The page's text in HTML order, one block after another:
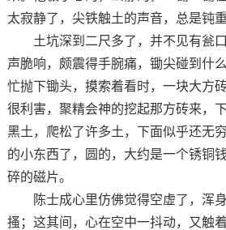
太寂静了，尖铁触土的声音，总是钝
土坑深到二尺多了，并不见有瓮口
声脆响，颇震得手腕痛，锄尖碰到什
忙抛下锄头，摸索着看时，一块大方
很利害，聚精会神的挖起那方砖来，
黑土，爬松了许多土，下面似乎还无
的小东西了，圆的，大约是一个锈铜
碎的磁片。
陈士成心里仿佛觉得空虚了，浑身
搔；这其间，心在空中一抖动，又触